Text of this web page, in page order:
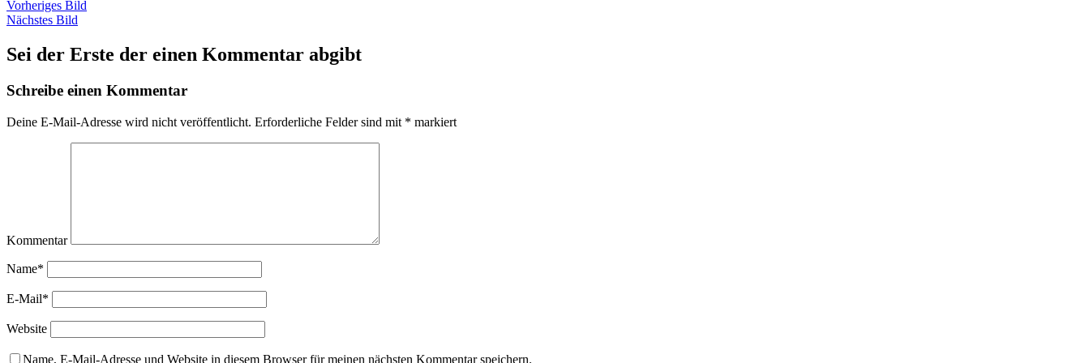
Vorheriges Bild
Nächstes Bild
Sei der Erste der einen Kommentar abgibt
Schreibe einen Kommentar
Deine E-Mail-Adresse wird nicht veröffentlicht. Erforderliche Felder sind mit * markiert
Kommentar
Name*
E-Mail*
Website
Name, E-Mail-Adresse und Website in diesem Browser für meinen nächsten Kommentar speichern.